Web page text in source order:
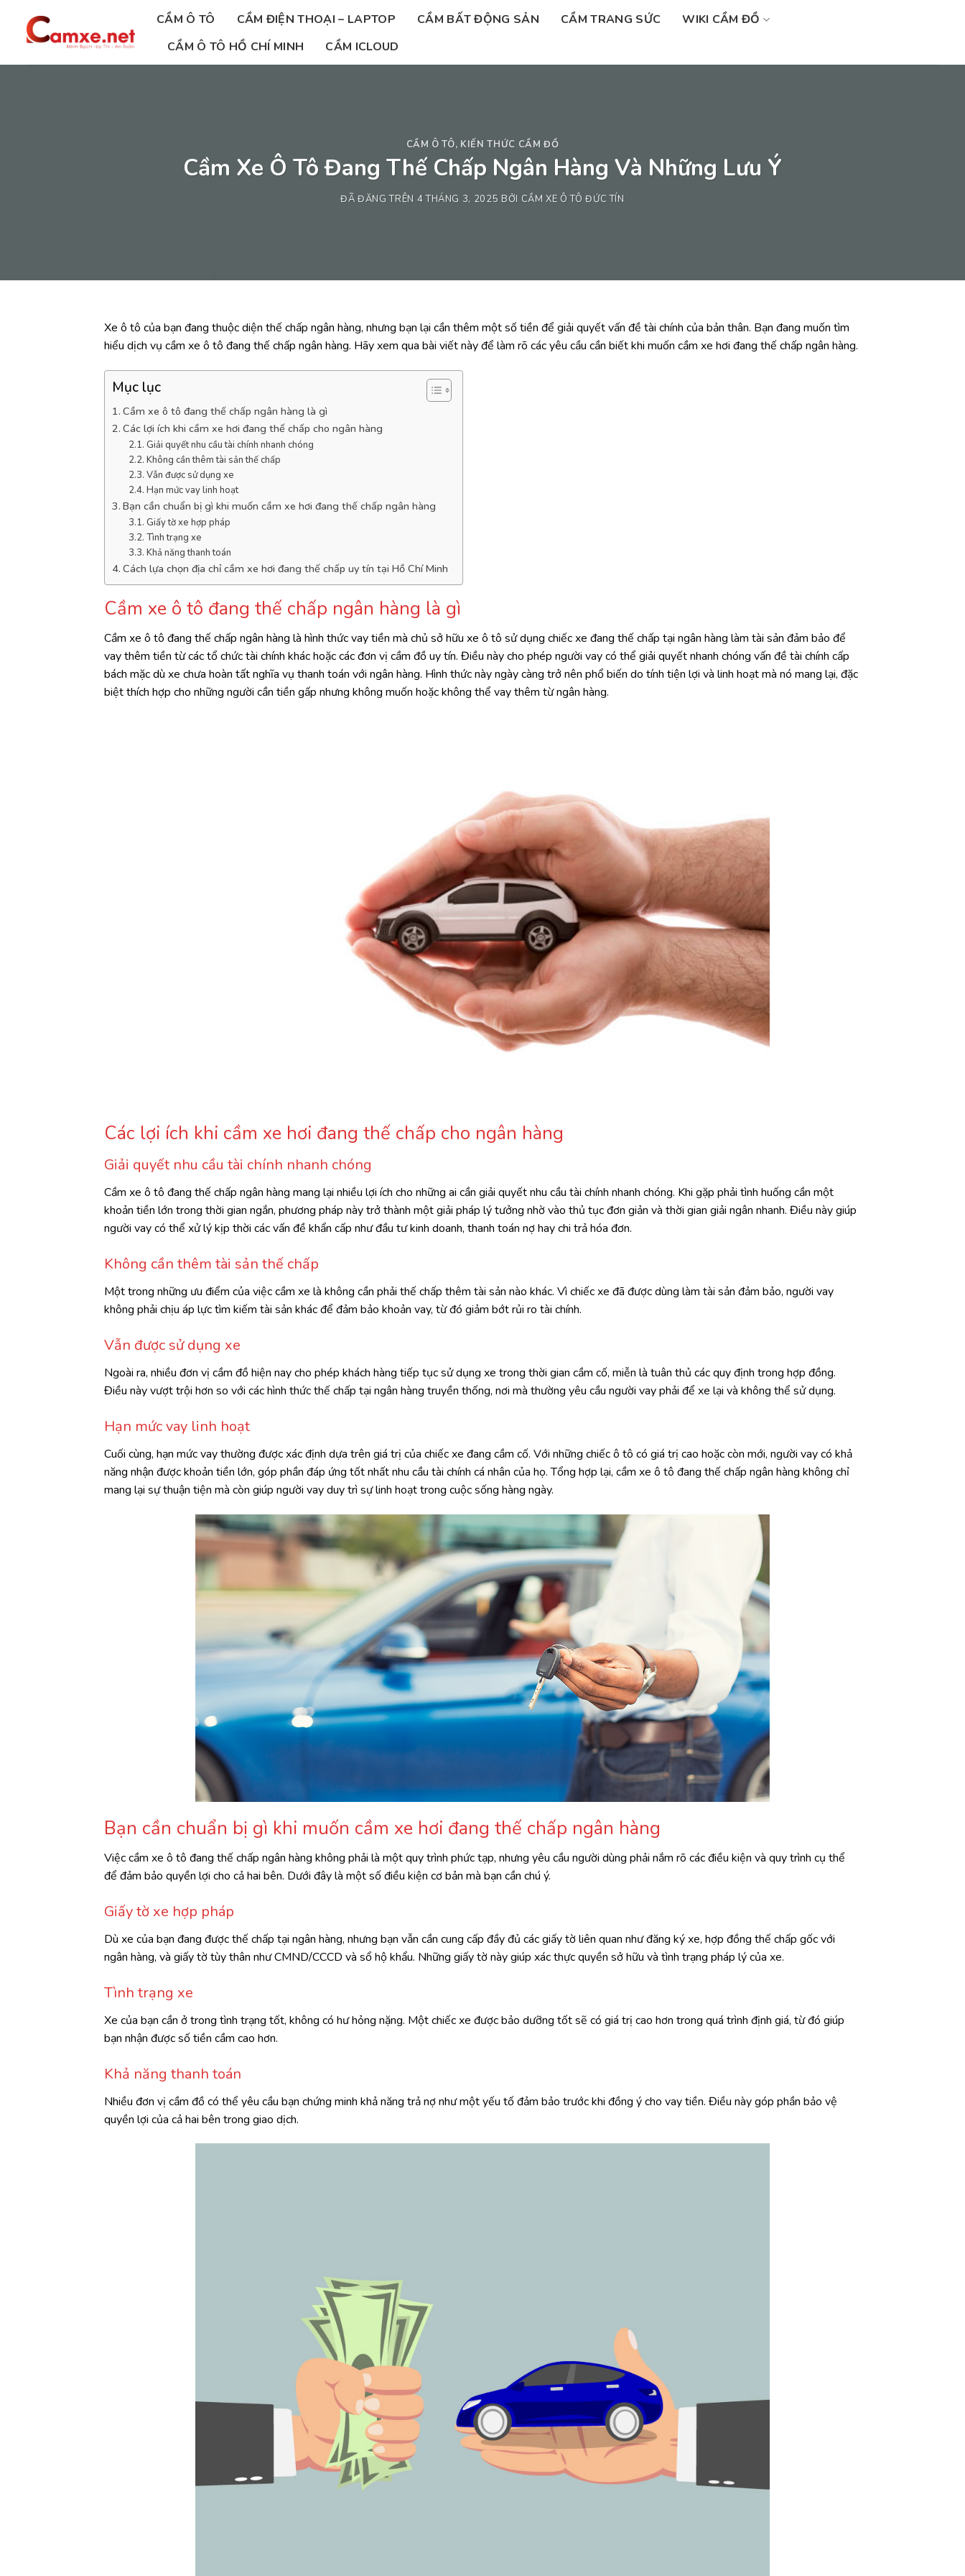
dung
CẦM Ô TÔ CẦM ĐIỆN THOẠI – LAPTOP CẦM BẤT ĐỘNG SẢN CẦM TRANG SỨC
WIKI CẦM ĐỒ
CẦM Ô TÔ HỒ CHÍ MINH
CẦM ICLOUD
CẦM Ô TÔ, KIẾN THỨC CẦM ĐỒ
Cầm Xe Ô Tô Đang Thế Chấp Ngân Hàng Và Những Lưu Ý
ĐÃ ĐĂNG TRÊN 4 THÁNG 3, 2025 BỞI CẦM XE Ô TÔ ĐỨC TÍN
Xe ô tô của bạn đang thuộc diện thế chấp ngân hàng, nhưng bạn lại cần thêm một số tiền để giải quyết vấn đề tài chính của bản thân. Bạn đang muốn tìm
hiểu dịch vụ cầm xe ô tô đang thế chấp ngân hàng. Hãy xem qua bài viết này để làm rõ các yêu cầu cần biết khi muốn cầm xe hơi đang thế chấp ngân hàng.
Mục lục
Cầm xe ô tô đang thế chấp ngân hàng là gì
Các lợi ích khi cầm xe hơi đang thế chấp cho ngân hàng
Giải quyết nhu cầu tài chính nhanh chóng
Không cần thêm tài sản thế chấp
Vẫn được sử dụng xe
Hạn mức vay linh hoạt
Bạn cần chuẩn bị gì khi muốn cầm xe hơi đang thế chấp ngân hàng
Giấy tờ xe hợp pháp
Tình trạng xe
Khả năng thanh toán
Cách lựa chọn địa chỉ cầm xe hơi đang thế chấp uy tín tại Hồ Chí Minh
Cầm xe ô tô đang thế chấp ngân hàng là gì
Cầm xe ô tô đang thế chấp ngân hàng là hình thức vay tiền mà chủ sở hữu xe ô tô sử dụng chiếc xe đang thế chấp tại ngân hàng làm tài sản đảm bảo để
vay thêm tiền từ các tổ chức tài chính khác hoặc các đơn vị cầm đồ uy tín. Điều này cho phép người vay có thể giải quyết nhanh chóng vấn đề tài chính cấp
bách mặc dù xe chưa hoàn tất nghĩa vụ thanh toán với ngân hàng. Hình thức này ngày càng trở nên phổ biến do tính tiện lợi và linh hoạt mà nó mang lại, đặc
biệt thích hợp cho những người cần tiền gấp nhưng không muốn hoặc không thể vay thêm từ ngân hàng.
Các lợi ích khi cầm xe hơi đang thế chấp cho ngân hàng
Giải quyết nhu cầu tài chính nhanh chóng
Cầm xe ô tô đang thế chấp ngân hàng mang lại nhiều lợi ích cho những ai cần giải quyết nhu cầu tài chính nhanh chóng. Khi gặp phải tình huống cần một
khoản tiền lớn trong thời gian ngắn, phương pháp này trở thành một giải pháp lý tưởng nhờ vào thủ tục đơn giản và thời gian giải ngân nhanh. Điều này giúp
người vay có thể xử lý kịp thời các vấn đề khẩn cấp như đầu tư kinh doanh, thanh toán nợ hay chi trả hóa đơn.
Không cần thêm tài sản thế chấp
Một trong những ưu điểm của việc cầm xe là không cần phải thế chấp thêm tài sản nào khác. Vì chiếc xe đã được dùng làm tài sản đảm bảo, người vay
không phải chịu áp lực tìm kiếm tài sản khác để đảm bảo khoản vay, từ đó giảm bớt rủi ro tài chính.
Vẫn được sử dụng xe
Ngoài ra, nhiều đơn vị cầm đồ hiện nay cho phép khách hàng tiếp tục sử dụng xe trong thời gian cầm cố, miễn là tuân thủ các quy định trong hợp đồng.
Điều này vượt trội hơn so với các hình thức thế chấp tại ngân hàng truyền thống, nơi mà thường yêu cầu người vay phải để xe lại và không thể sử dụng.
Hạn mức vay linh hoạt
Cuối cùng, hạn mức vay thường được xác định dựa trên giá trị của chiếc xe đang cầm cố. Với những chiếc ô tô có giá trị cao hoặc còn mới, người vay có khả
năng nhận được khoản tiền lớn, góp phần đáp ứng tốt nhất nhu cầu tài chính cá nhân của họ. Tổng hợp lại, cầm xe ô tô đang thế chấp ngân hàng không chỉ
mang lại sự thuận tiện mà còn giúp người vay duy trì sự linh hoạt trong cuộc sống hàng ngày.
Bạn cần chuẩn bị gì khi muốn cầm xe hơi đang thế chấp ngân hàng
Việc cầm xe ô tô đang thế chấp ngân hàng không phải là một quy trình phức tạp, nhưng yêu cầu người dùng phải nắm rõ các điều kiện và quy trình cụ thể
để đảm bảo quyền lợi cho cả hai bên. Dưới đây là một số điều kiện cơ bản mà bạn cần chú ý.
Giấy tờ xe hợp pháp
Dù xe của bạn đang được thế chấp tại ngân hàng, nhưng bạn vẫn cần cung cấp đầy đủ các giấy tờ liên quan như đăng ký xe, hợp đồng thế chấp gốc với
ngân hàng, và giấy tờ tùy thân như CMND/CCCD và sổ hộ khẩu. Những giấy tờ này giúp xác thực quyền sở hữu và tình trạng pháp lý của xe.
Tình trạng xe
Xe của bạn cần ở trong tình trạng tốt, không có hư hỏng nặng. Một chiếc xe được bảo dưỡng tốt sẽ có giá trị cao hơn trong quá trình định giá, từ đó giúp
bạn nhận được số tiền cầm cao hơn.
Khả năng thanh toán
Nhiều đơn vị cầm đồ có thể yêu cầu bạn chứng minh khả năng trả nợ như một yếu tố đảm bảo trước khi đồng ý cho vay tiền. Điều này góp phần bảo vệ
quyền lợi của cả hai bên trong giao dịch.